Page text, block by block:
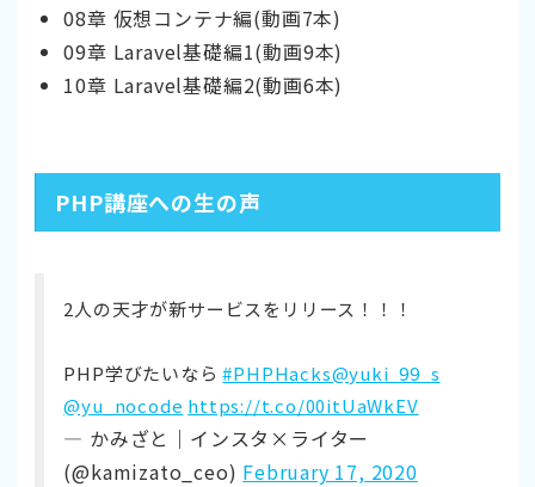
08章 仮想コンテナ編(動画7本)
09章 Laravel基礎編1(動画9本)
10章 Laravel基礎編2(動画6本)
PHP講座への生の声
2人の天才が新サービスをリリース！！！
PHP学びたいなら#PHPHacks@yuki_99_s
@yu_nocode https://t.co/00itUaWkEV
— かみざと｜インスタ×ライター
(@kamizato_ceo) February 17, 2020